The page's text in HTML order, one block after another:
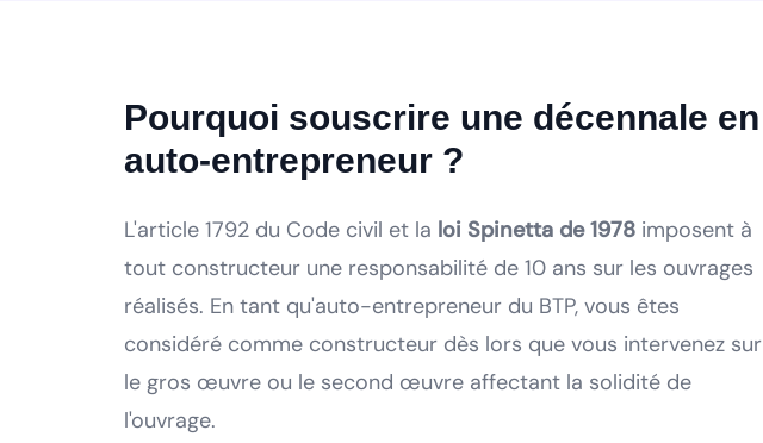
Pourquoi souscrire une décennale en
auto-entrepreneur ?
L'article 1792 du Code civil et la loi Spinetta de 1978 imposent à
tout constructeur une responsabilité de 10 ans sur les ouvrages
réalisés. En tant qu'auto-entrepreneur du BTP, vous êtes
considéré comme constructeur dès lors que vous intervenez sur
le gros œuvre ou le second œuvre affectant la solidité de
l'ouvrage.